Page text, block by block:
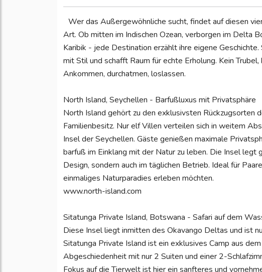
Wer das Außergewöhnliche sucht, findet auf diesen
Art. Ob mitten im Indischen Ozean, verborgen im Delta
Karibik - jede Destination erzählt ihre eigene
mit Stil und schafft Raum für echte Erholung. Kein
Ankommen, durchatmen, loslassen.
North Island, Seychellen - Barfußluxus mit Privatsphäre
North Island gehört zu den exklusivsten Rückzugsorten
Familienbesitz. Nur elf Villen verteilen sich in weitem
Insel der Seychellen. Gäste genießen maximale
barfuß im Einklang mit der Natur zu leben. Die Insel
Design, sondern auch im täglichen Betrieb. Ideal für
einmaliges Naturparadies erleben möchten.
www.north-island.com
Sitatunga Private Island, Botswana - Safari auf dem
Diese Insel liegt inmitten des Okavango Deltas und ist
Sitatunga Private Island ist ein exklusives Camp aus
Abgeschiedenheit mit nur 2 Suiten und einer 2-
Fokus auf die Tierwelt ist hier ein sanfteres und